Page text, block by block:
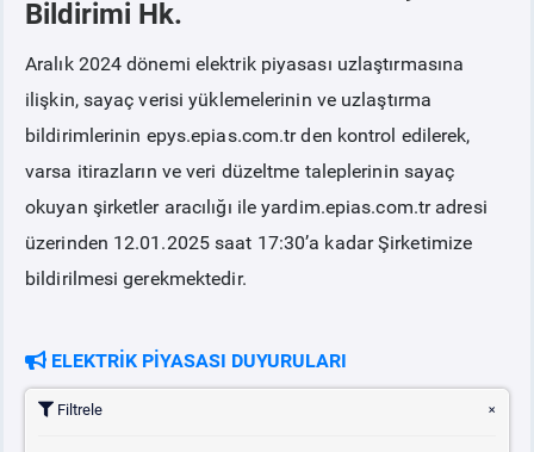
VADELİ ELEKTRİK PİYASASI
PİYASAKAYITSÜRECİ
SERBEST TÜKETİCİ
MALİ UZLAŞTIRMA
BÜLTENLER
Bildirimi Hk.
Aralık 2024 dönemi elektrik piyasası uzlaştırmasına
ilişkin, sayaç verisi yüklemelerinin ve uzlaştırma
bildirimlerinin epys.epias.com.tr den kontrol edilerek,
varsa itirazların ve veri düzeltme taleplerinin sayaç
okuyan şirketler aracılığı ile yardim.epias.com.tr adresi
üzerinden 12.01.2025 saat 17:30’a kadar Şirketimize
bildirilmesi gerekmektedir.
ELEKTRİK PİYASASI DUYURULARI
Filtrele